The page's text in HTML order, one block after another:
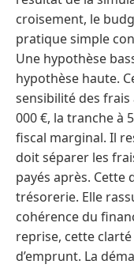
croisement, le
pratique simple
Une hypothèse
hypothèse haute.
sensibilité des frais
000 €, la tranche à
fiscal marginal. Il
doit séparer les
payés après. Cette
trésorerie. Elle
cohérence du
reprise, cette
d’emprunt. La